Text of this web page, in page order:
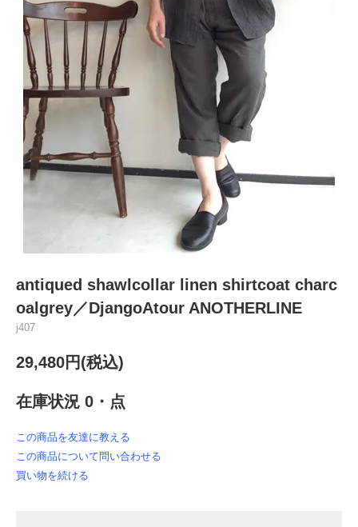
antiqued shawlcollar linen shirtcoat charc
oalgrey／DjangoAtour ANOTHERLINE
j407
29,480円(税込)
在庫状況 0・点
この商品を友達に教える
この商品について問い合わせる
買い物を続ける